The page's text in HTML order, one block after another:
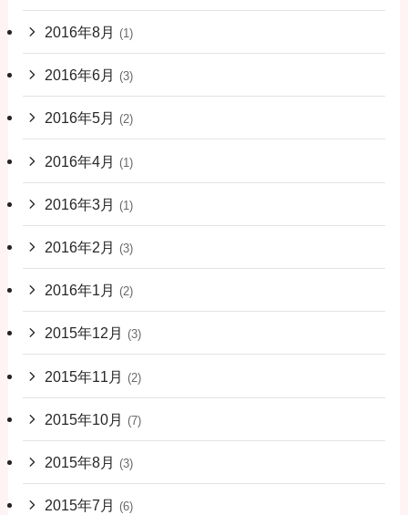
2016年8月 (1)
2016年6月 (3)
2016年5月 (2)
2016年4月 (1)
2016年3月 (1)
2016年2月 (3)
2016年1月 (2)
2015年12月 (3)
2015年11月 (2)
2015年10月 (7)
2015年8月 (3)
2015年7月 (6)